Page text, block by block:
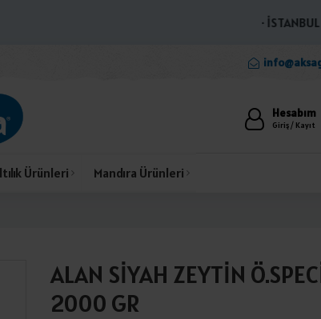
· İSTANBUL
Hesabım
Giriş / Kayıt
Ürünleri Mandıra Ürünleri
ALAN SİYAH ZEYTİN
2000 GR